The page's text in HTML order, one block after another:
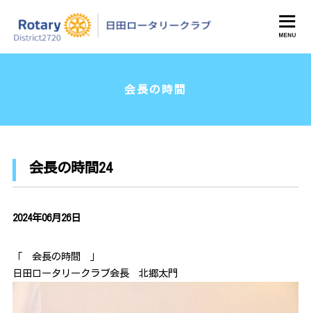
日田ロータリークラブ
会長の時間
会長の時間24
2024年06月26日
「 会長の時間 」
日田ロータリークラブ会長 北郷太門